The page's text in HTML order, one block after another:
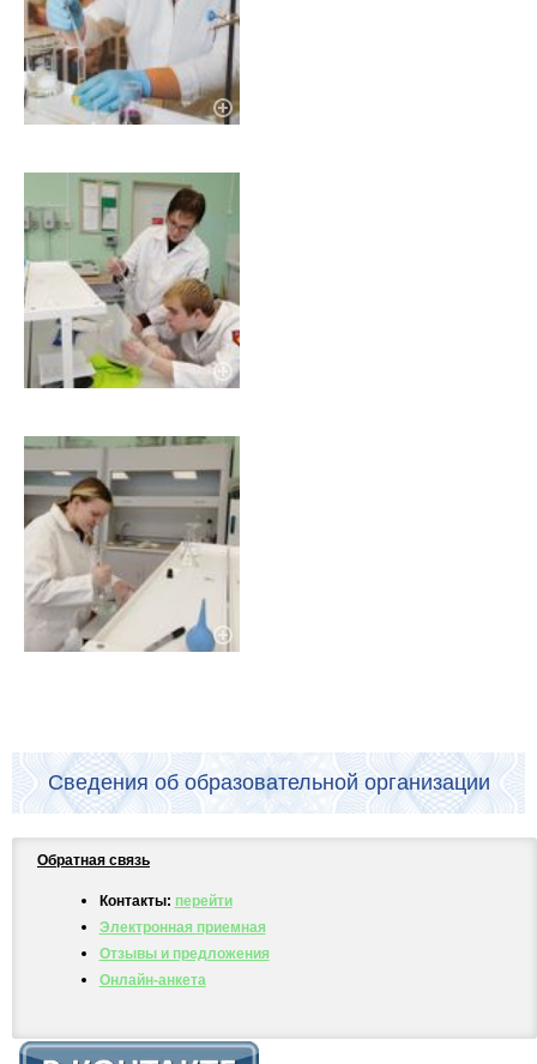
Сведения об образовательной организации
Обратная связь
Контакты: перейти
Электронная приемная
Отзывы и предложения
Онлайн-анкета